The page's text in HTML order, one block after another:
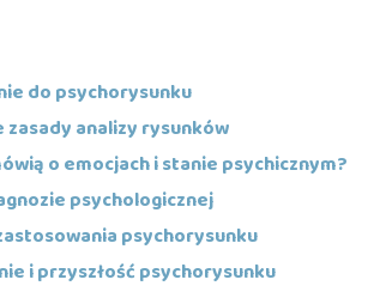
do psychorysunku
zasady analizy rysunków
o emocjach i stanie psychicznym?
psychologicznej
psychorysunku
i przyszłość psychorysunku